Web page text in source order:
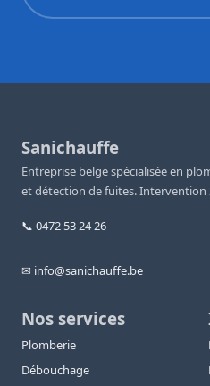
Sanichauffe
Entreprise belge spécialisée en
et détection de fuites. Intervention
📞 0472 53 24 26
✉ info@sanichauffe.be
Nos services
Plomberie
Débouchage